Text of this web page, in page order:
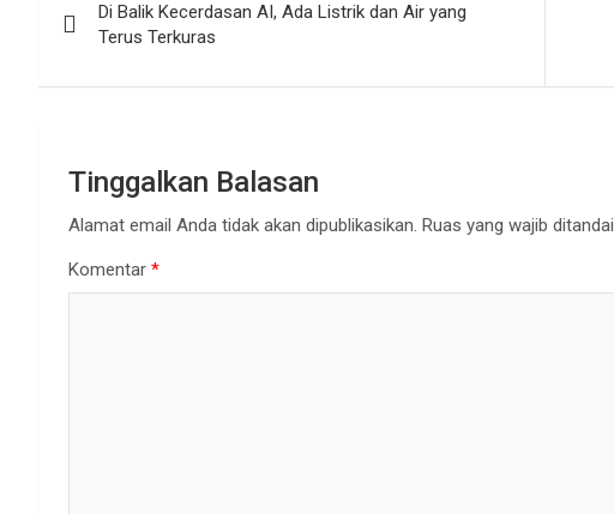
pos
Di Balik Kecerdasan AI, Ada Listrik dan Air yang
Terus Terkuras
Tinggalkan Balasan
Alamat email Anda tidak akan dipublikasikan. Ruas yang wajib ditandai
Komentar *